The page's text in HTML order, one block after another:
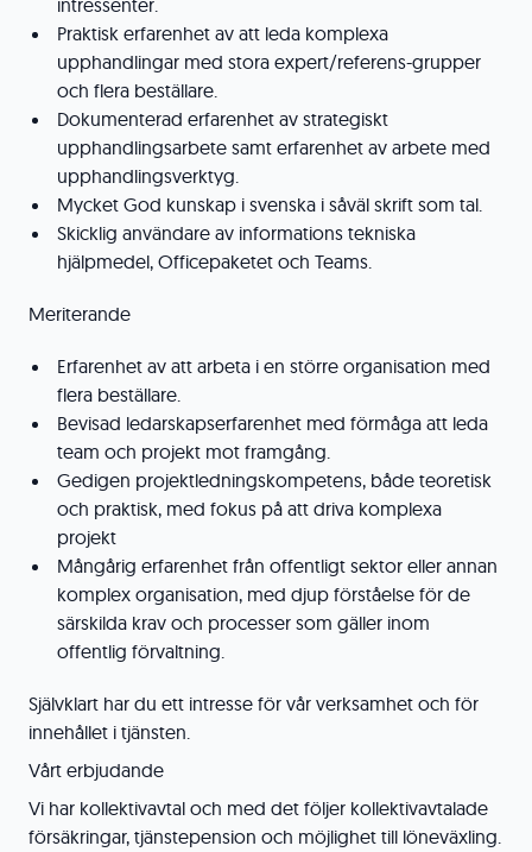
intressenter.
Praktisk erfarenhet av att leda komplexa
upphandlingar med stora expert/referens-grupper
och flera beställare.
Dokumenterad erfarenhet av strategiskt
upphandlingsarbete samt erfarenhet av arbete med
upphandlingsverktyg.
Mycket God kunskap i svenska i såväl skrift som tal.
Skicklig användare av informations tekniska
hjälpmedel, Officepaketet och Teams.
Meriterande
Erfarenhet av att arbeta i en större organisation med
flera beställare.
Bevisad ledarskapserfarenhet med förmåga att leda
team och projekt mot framgång.
Gedigen projektledningskompetens, både teoretisk
och praktisk, med fokus på att driva komplexa
projekt
Mångårig erfarenhet från offentligt sektor eller annan
komplex organisation, med djup förståelse för de
särskilda krav och processer som gäller inom
offentlig förvaltning.
Självklart har du ett intresse för vår verksamhet och för
innehållet i tjänsten.
Vårt erbjudande
Vi har kollektivavtal och med det följer kollektivavtalade
försäkringar, tjänstepension och möjlighet till löneväxling.